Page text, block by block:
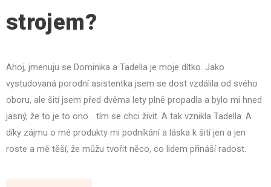
strojem?
Ahoj, jmenuju se Dominika a Tadella je moje dítko. Jako
vystudovaná porodní asistentka jsem se dost vzdálila od svého
oboru, ale šití jsem před dvěma lety plně propadla a bylo mi hned
jasný, že to je to ono… tím se chci živit. A tak vznikla Tadella. A
díky zájmu o mé produkty mi podníkání a láska k šití jen a jen
roste a mě těší, že můžu tvořit něco, co lidem přináší radost.